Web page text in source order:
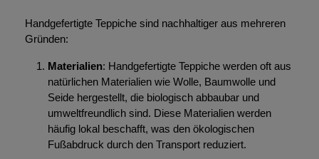
Handgefertigte Teppiche sind nachhaltiger aus mehreren
Gründen:
Materialien: Handgefertigte Teppiche werden oft aus
natürlichen Materialien wie Wolle, Baumwolle und
Seide hergestellt, die biologisch abbaubar und
umweltfreundlich sind. Diese Materialien werden
häufig lokal beschafft, was den ökologischen
Fußabdruck durch den Transport reduziert.